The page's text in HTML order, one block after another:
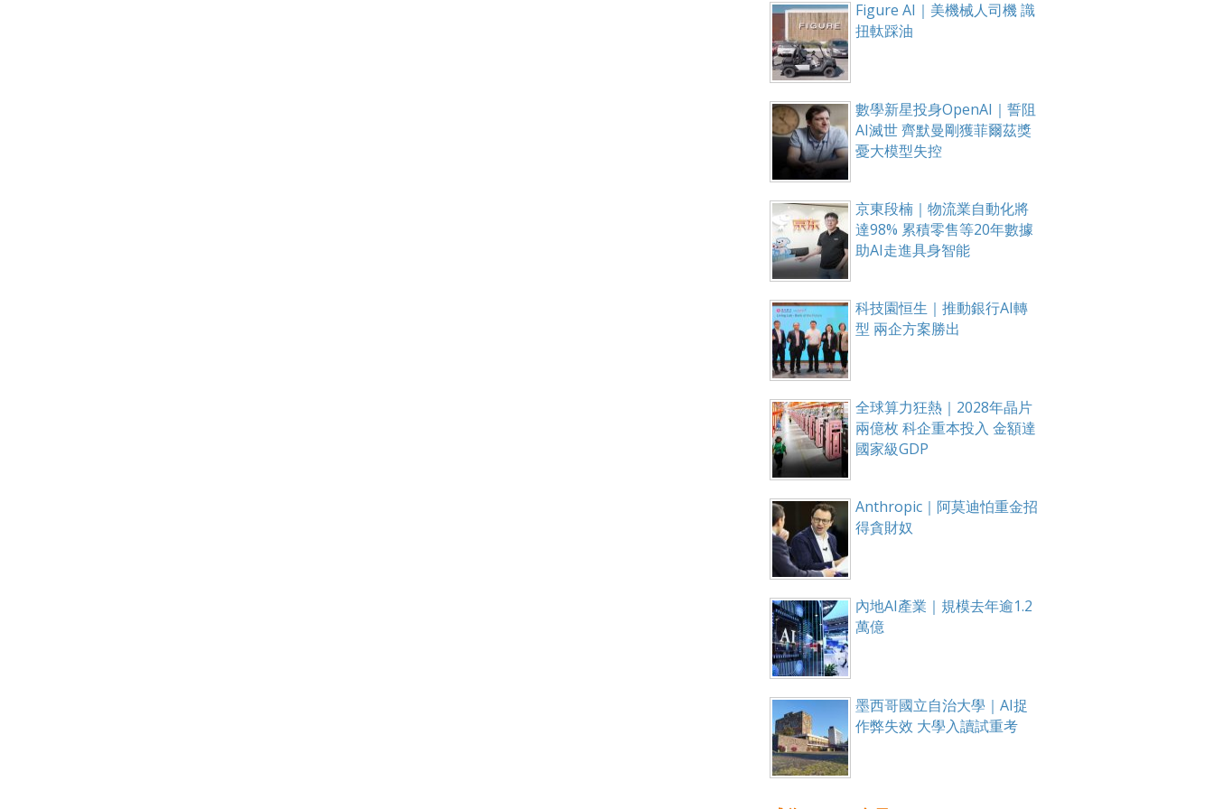
Figure AI｜美機械人司機 識
扭軚踩油
數學新星投身OpenAI｜誓阻
AI滅世 齊默曼剛獲菲爾茲獎
憂大模型失控
京東段楠｜物流業自動化將
達98% 累積零售等20年數據
助AI走進具身智能
科技園恒生｜推動銀行AI轉
型 兩企方案勝出
全球算力狂熱｜2028年晶片
兩億枚 科企重本投入 金額達
國家級GDP
Anthropic｜阿莫迪怕重金招
得貪財奴
內地AI產業｜規模去年逾1.2
萬億
墨西哥國立自治大學｜AI捉
作弊失效 大學入讀試重考